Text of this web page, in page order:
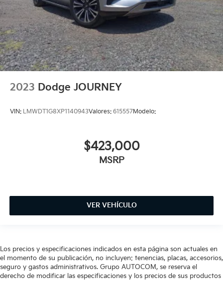
2023 Dodge JOURNEY
VIN: LMWDT1G8XP1140943Valores: 615557Modelo:
$423,000
MSRP
VER VEHÍCULO
Los precios y especificaciones indicados en esta página son actuales en
el momento de su publicación, no incluyen: tenencias, placas, accesorios,
seguro y gastos administrativos. Grupo AUTOCOM, se reserva el
derecho de modificar las especificaciones y los precios de sus productos